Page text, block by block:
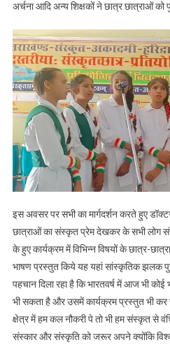
अर्चना आदि अन्य शिक्षकों ने छात्र छात्राओं को
इस अवसर पर सभी का मार्गदर्शन करते हुए
छात्राओं का संस्कृत प्रेम देखकर के सभी लोग
के हुए कार्यक्रम में विभिन्न विषयों के छात्र-
भाषण प्रस्तुत किये यह यहां सांस्कृतिक झलक
पहचान दिला रहा है कि भारतवर्ष में आज भी
भी सकता है और उसमें कार्यक्रम प्रस्तुत भी
क्षेत्र में हम कल नौकरी पे तो भी हम संस्कृत से
संस्कार और संस्कृति को जरूर अपने क्योंकि विश्व